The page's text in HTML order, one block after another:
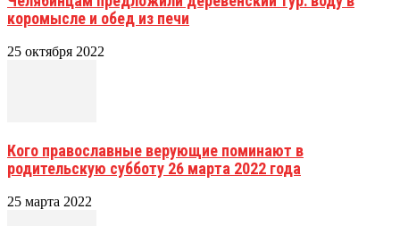
коромысле и обед из печи
25 октября 2022
Кого православные верующие поминают в
родительскую субботу 26 марта 2022 года
25 марта 2022